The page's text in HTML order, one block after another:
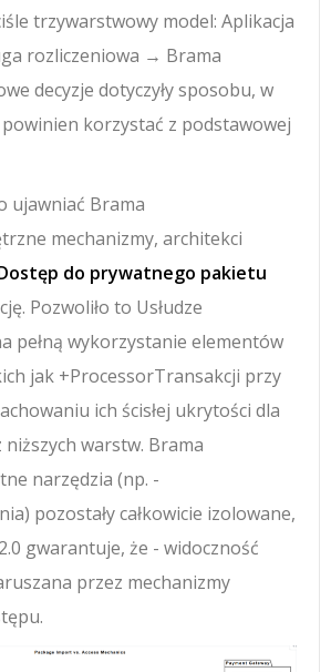
trzywarstwowy model:Aplikacja
rozliczeniowa → Brama
decyzje dotyczyły sposobu, w
korzystać z podstawowej
ujawniać Brama
mechanizmy, architekci
do prywatnego pakietu
Pozwoliło to Usłudze
pełną wykorzystanie elementów
jak +ProcessorTransakcji przy
ich ścisłej ukrytości dla
warstw. Brama
narzędzia (np. -
) pozostały całkowicie izolowane,
gwarantuje, że - widoczność
przez mechanizmy